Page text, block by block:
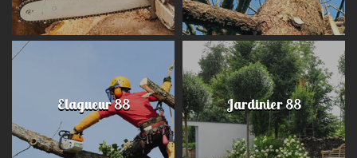
Elagueur 88 Jardinier 88